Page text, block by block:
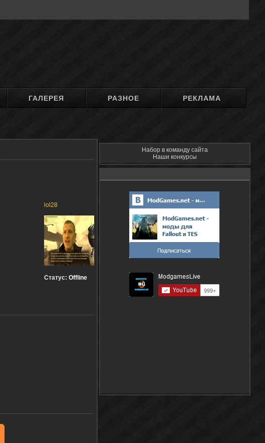
ГАЛЕРЕЯ РАЗНОЕ РЕКЛАМА
lol28
Статус: Offline
Набор в команду сайта
Наши конкурсы